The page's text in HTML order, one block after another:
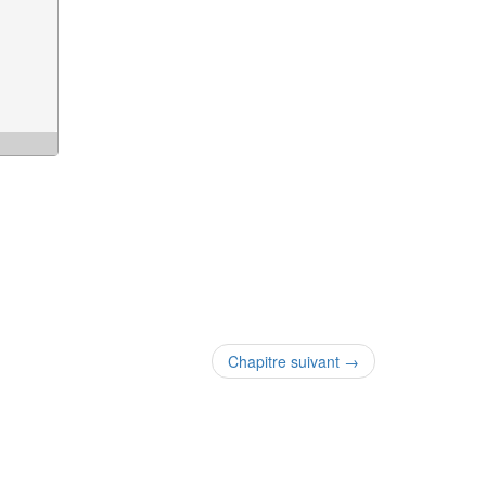
Chapitre suivant →